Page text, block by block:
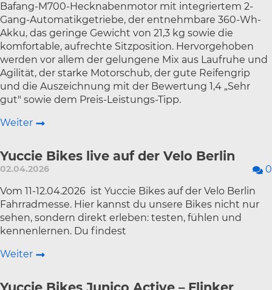
Bafang-M700-Hecknabenmotor mit integriertem 2-
Gang-Automatikgetriebe, der entnehmbare 360-Wh-
Akku, das geringe Gewicht von 21,3 kg sowie die
komfortable, aufrechte Sitzposition. Hervorgehoben
werden vor allem der gelungene Mix aus Laufruhe und
Agilität, der starke Motorschub, der gute Reifengrip
und die Auszeichnung mit der Bewertung 1,4 „Sehr
gut" sowie dem Preis-Leistungs-Tipp.
Weiter
Yuccie Bikes live auf der Velo Berlin
02.04.2026 0
Vom 11-12.04.2026 ist Yuccie Bikes auf der Velo Berlin
Fahrradmesse. Hier kannst du unsere Bikes nicht nur
sehen, sondern direkt erleben: testen, fühlen und
kennenlernen. Du findest
Weiter